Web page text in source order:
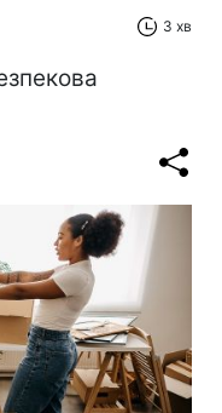
3 хв